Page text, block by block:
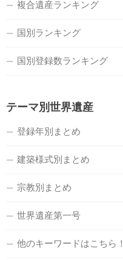
複合遺産ランキング
国別ランキング
国別登録数ランキング
テーマ別世界遺産
登録年別まとめ
建築様式別まとめ
宗教別まとめ
世界遺産第一号
他のキーワードはこちら！